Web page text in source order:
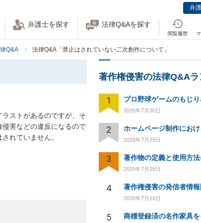
弁
弁護士を探す 法律Q&Aを探す
閲覧履歴
Q&A 法律Q&A「禁止はされていない二次創作について」
ストがあるのですが、そ
害などの違反になるので
れていません。
著作権侵害の法律Q&A
1
2026年7月30日
2
2026年7月29日
3 著作物の定義と使用方
2026年7月28日
4
2026年7月16日
5